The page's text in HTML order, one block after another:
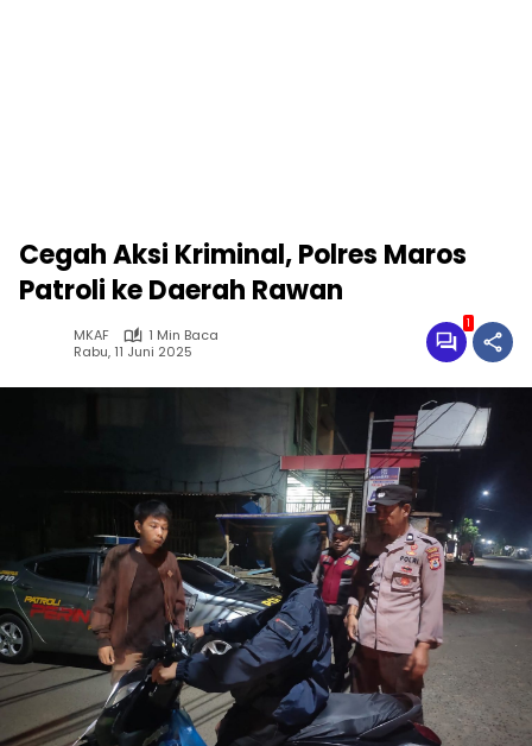
Cegah Aksi Kriminal, Polres Maros
Patroli ke Daerah Rawan
MKAF
1 Min Baca
Rabu, 11 Juni 2025
1